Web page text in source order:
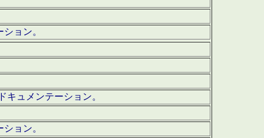
ョン。
キュメンテーション。
ョン。